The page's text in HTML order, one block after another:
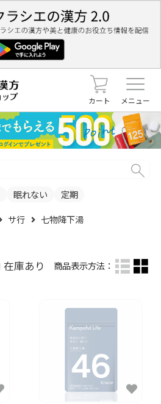
カート メニュー
眠れない 定期
サ行 七物降下湯
在庫あり 商品表示方法：